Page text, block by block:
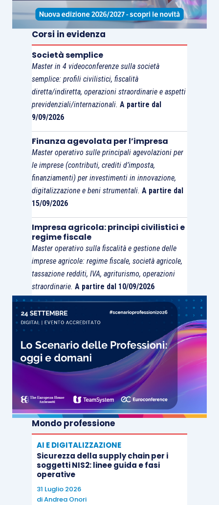
Corsi in evidenza
Società semplice
Master in 4 videoconferenze sulla società
semplice: profili civilistici, fiscalità
diretta/indiretta, operazioni straordinarie e aspetti
previdenziali/internazionali. A partire dal
9/09/2026
Finanza agevolata per l’impresa
Master operativo sulle principali agevolazioni per
le imprese (contributi, crediti d’imposta,
finanziamenti) per investimenti in innovazione,
digitalizzazione e beni strumentali. A partire dal
15/09/2026
Impresa agricola: principi civilistici e
regime fiscale
Master operativo sulla fiscalità e gestione delle
imprese agricole: regime fiscale, società agricole,
tassazione redditi, IVA, agriturismo, operazioni
straordinarie. A partire dal 10/09/2026
Mondo professione
AI E DIGITALIZZAZIONE
Sicurezza della supply chain per i
soggetti NIS2: linee guida e fasi
operative
31 Luglio 2026
diAndrea Onori